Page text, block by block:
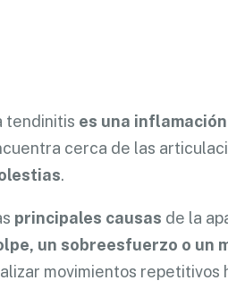
tendinitis es una
cerca de las
.
principales causas de la
un sobreesfuerzo o un
movimientos repetitivos